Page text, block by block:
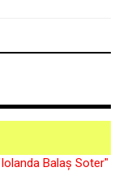
Balaș Soter"